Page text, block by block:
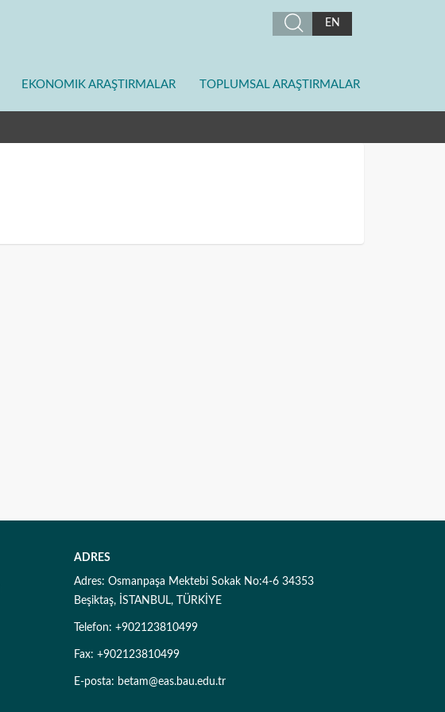
EN
EKONOMIK ARAŞTIRMALAR TOPLUMSAL ARAŞTIRMALAR
ADRES
Adres: Osmanpaşa Mektebi Sokak No:4-6 34353
Beşiktaş, İSTANBUL, TÜRKİYE
Telefon: +902123810499
Fax: +902123810499
E-posta: betam@eas.bau.edu.tr